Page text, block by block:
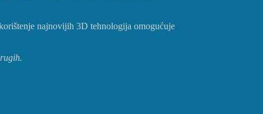
najnovijih 3D tehnologija omogućuje